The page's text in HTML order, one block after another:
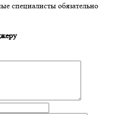
специалисты обязательно